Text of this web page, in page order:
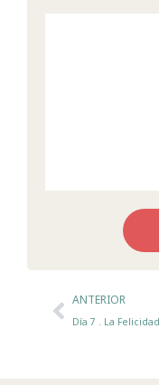
AntANTERIOR